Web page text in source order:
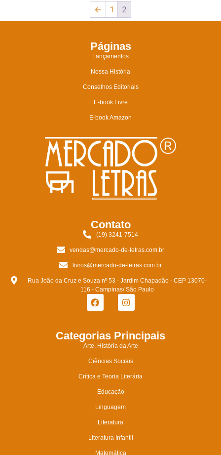
← 1 2
Páginas
Lançamentos
Nossa História
Conselhos Editoriais
E-book Livre
E-book Amazon
Contato
(19) 3241-7514
vendas@mercado-de-letras.com.br
livros@mercado-de-letras.com.br
Rua João da Cruz e Souza nº 53 - Jardim Chapadão - CEP 13070-
116 - Campinas/ São Paulo
Categorias Principais
Arte, História da Arte
Ciências Sociais
Crítica e Teoria Literária
Educação
Linguagem
Literatura
Literatura Infantil
Matemática